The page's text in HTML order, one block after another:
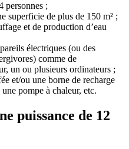
personnes ;
superficie de plus de 150 m² ;
et de production d’eau
électriques (ou des
comme de
un ou plusieurs ordinateurs ;
et/ou une borne de recharge
pompe à chaleur, etc.
puissance de 12